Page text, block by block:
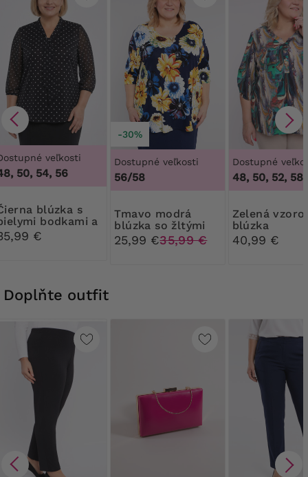
veľkosti
50, 54, 56
s
bodkami a
€
-30%
Dostupné veľkosti
56/58
Tmavo modrá
blúzka so žltými
kvetmi a zdobením
25,99 €35,99 €
Dostupné
48, 50, 52, 58
Zelená vzorovaná
blúzka
40,99 €
Doplňte outfit